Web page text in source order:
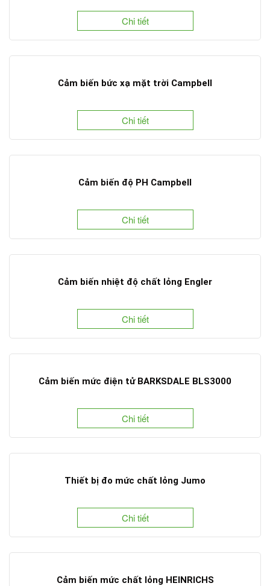
Chi tiết
Cảm biến bức xạ mặt trời Campbell
Chi tiết
Cảm biến độ PH Campbell
Chi tiết
Cảm biến nhiệt độ chất lỏng Engler
Chi tiết
Cảm biến mức điện tử BARKSDALE BLS3000
Chi tiết
Thiết bị đo mức chất lỏng Jumo
Chi tiết
Cảm biến mức chất lỏng HEINRICHS